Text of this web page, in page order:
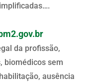
da profissão,
biomédicos sem
ausência